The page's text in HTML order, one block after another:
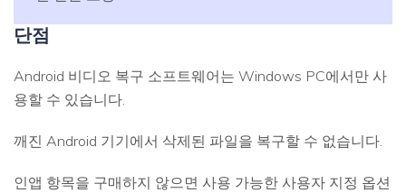
단점
Android 비디오 복구 소프트웨어는 Windows PC에서만 사
용할 수 있습니다.
깨진 Android 기기에서 삭제된 파일을 복구할 수 없습니다.
인앱 항목을 구매하지 않으면 사용 가능한 사용자 지정 옵션